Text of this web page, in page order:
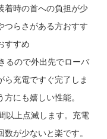
着時の首への負担が少
つらさがある方おすす
すすめ
るので外出先でローバ
ら充電ですぐ完了しま
にも嬉しい性能。
以上点滅します。充電
が少ないと楽です。